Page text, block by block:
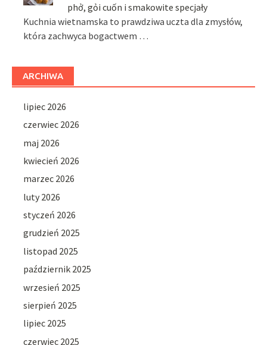
phở, gỏi cuốn i smakowite specjały
Kuchnia wietnamska to prawdziwa uczta dla zmysłów,
która zachwyca bogactwem …
ARCHIWA
lipiec 2026
czerwiec 2026
maj 2026
kwiecień 2026
marzec 2026
luty 2026
styczeń 2026
grudzień 2025
listopad 2025
październik 2025
wrzesień 2025
sierpień 2025
lipiec 2025
czerwiec 2025